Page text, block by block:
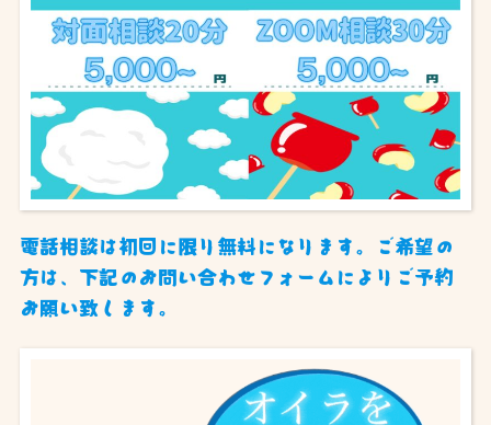
電話相談は初回に限り無料になります。ご希望の
方は、下記のお問い合わせフォームによりご予約
お願い致します。